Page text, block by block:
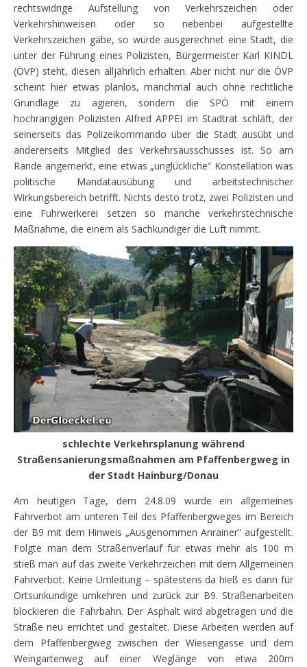
rechtswidrige Aufstellung von Verkehrszeichen oder
Verkehrshinweisen oder so nebenbei aufgestellte
Verkehrszeichen gäbe, so würde ausgerechnet eine Stadt, die
unter der Führung eines Polizisten, Bürgermeister Karl KINDL
(ÖVP) steht, diesen alljährlich erhalten. Aber nicht nur die ÖVP
scheint hier etwas planlos, manchmal auch ohne rechtliche
Grundlage zu agieren, sondern die SPÖ mit einem
hochrangigen Polizisten Alfred APPEI im Stadtrat schläft, der
seinerseits das Polizeikommando über die Stadt ausübt und
andererseits Mitglied des Verkehrsausschusses ist. So am
Rande angemerkt, eine etwas „unglückliche“ Konstellation was
politische Mandatausübung und arbeitstechnischer
Wirkungsbereich betrifft. Nichts desto trotz, zwei Polizisten und
eine Fuhrwerkerei setzen so manche verkehrstechnische
Maßnahme, die einem als Sachkundiger die Luft nimmt.
schlechte Verkehrsplanung während
Straßensanierungsmaßnahmen am Pfaffenbergweg in
der Stadt Hainburg/Donau
Am heutigen Tage, dem 24.8.09 wurde ein allgemeines
Fahrverbot am unteren Teil des Pfaffenbergweges im Bereich
der B9 mit dem Hinweis „Ausgenommen Anrainer“ aufgestellt.
Folgte man dem Straßenverlauf für etwas mehr als 100 m
stieß man auf das zweite Verkehrzeichen mit dem Allgemeinen
Fahrverbot. Keine Umleitung – spätestens da hieß es dann für
Ortsunkundige umkehren und zurück zur B9. Straßenarbeiten
blockieren die Fahrbahn. Der Asphalt wird abgetragen und die
Straße neu errichtet und gestaltet. Diese Arbeiten werden auf
dem Pfaffenbergweg zwischen der Wiesengasse und dem
Weingartenweg auf einer Weglänge von etwa 200m